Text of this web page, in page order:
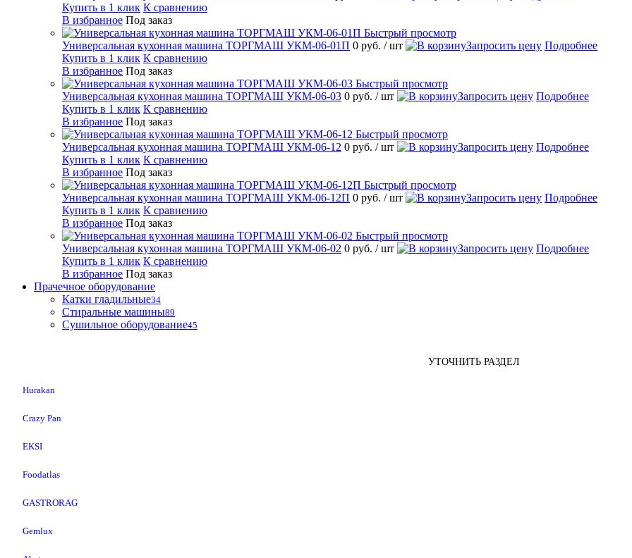
Купить в 1 клик К сравнению
В избранное Под заказ
Быстрый просмотр
Универсальная кухонная машина ТОРГМАШ УКМ-06-01П 0 руб. / шт Запросить цену Подробнее
Купить в 1 клик К сравнению
В избранное Под заказ
Быстрый просмотр
Универсальная кухонная машина ТОРГМАШ УКМ-06-03 0 руб. / шт Запросить цену Подробнее
Купить в 1 клик К сравнению
В избранное Под заказ
Быстрый просмотр
Универсальная кухонная машина ТОРГМАШ УКМ-06-12 0 руб. / шт Запросить цену Подробнее
Купить в 1 клик К сравнению
В избранное Под заказ
Быстрый просмотр
Универсальная кухонная машина ТОРГМАШ УКМ-06-12П 0 руб. / шт Запросить цену Подробнее
Купить в 1 клик К сравнению
В избранное Под заказ
Быстрый просмотр
Универсальная кухонная машина ТОРГМАШ УКМ-06-02 0 руб. / шт Запросить цену Подробнее
Купить в 1 клик К сравнению
В избранное Под заказ
Прачечное оборудование
Катки гладильные34
Стиральные машины89
Сушильное оборудование45
УТОЧНИТЬ РАЗДЕЛ
Hurakan
Crazy Pan
EKSI
Foodatlas
GASTRORAG
Gemlux